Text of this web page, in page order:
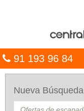
91 193 96 84
Nueva Búsqueda